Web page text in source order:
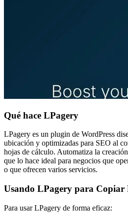
Qué hace LPagery
LPagery es un plugin de WordPress
ubicación y optimizadas para SEO al
hojas de cálculo. Automatiza la
que lo hace ideal para negocios que
o que ofrecen varios servicios.
Usando LPagery para Copiar
Para usar LPagery de forma eficaz: